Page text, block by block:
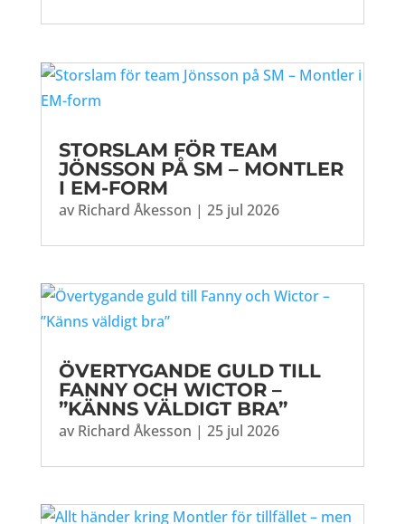
STORSLAM FÖR TEAM
JÖNSSON PÅ SM – MONTLER
I EM-FORM
av Richard Åkesson | 25 jul 2026
ÖVERTYGANDE GULD TILL
FANNY OCH WICTOR –
”KÄNNS VÄLDIGT BRA”
av Richard Åkesson | 25 jul 2026